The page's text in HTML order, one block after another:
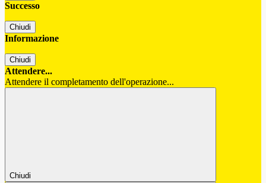
Successo
Chiudi
Informazione
Chiudi
Attendere...
Attendere il completamento dell'operazione...
Chiudi